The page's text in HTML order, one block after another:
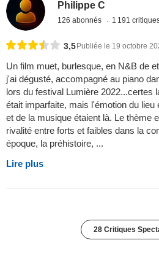
Philippe C
126 abonnés 1 191
3,5 Publiée le 19 octobre
Un film muet, burlesque, en N&B de
j'ai dégusté, accompagné au piano
lors du festival Lumière 2022...certes
était imparfaite, mais l'émotion du lieu
et de la musique étaient là. Le thème
rivalité entre forts et faibles dans la
époque, la préhistoire, ...
Lire plus
28 Critiques